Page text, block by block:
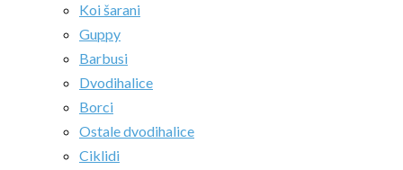
Koi šarani
Guppy
Barbusi
Dvodihalice
Borci
Ostale dvodihalice
Ciklidi